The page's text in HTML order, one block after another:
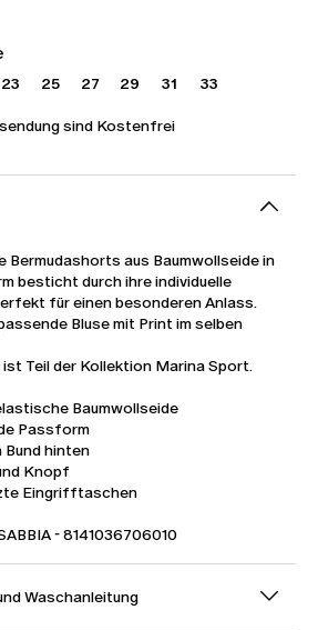
23 25 27 29 31 33
sind Kostenfrei
aus Baumwollseide in
besticht durch ihre individuelle
für einen besonderen Anlass.
Bluse mit Print im selben
Teil der Kollektion Marina Sport.
Baumwollseide
Passform
Bund hinten
Knopf
Eingrifftaschen
- 8141036706010
Waschanleitung